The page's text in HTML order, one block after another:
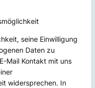
seine Einwilligung
Daten zu
Mail Kontakt mit uns
widersprechen. In